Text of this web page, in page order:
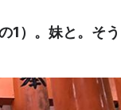
1）。妹と。そう